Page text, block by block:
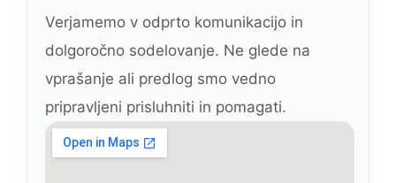
Verjamemo v odprto komunikacijo in
dolgoročno sodelovanje. Ne glede na
vprašanje ali predlog smo vedno
pripravljeni prisluhniti in pomagati.